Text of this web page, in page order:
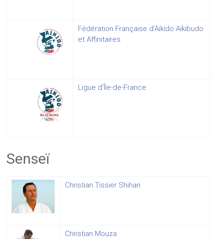
Fédération Française d’Aïkido Aïkibudo
et Affinitaires
Ligue d’Île-de-France
Senseï
Christian Tissier Shihan
Christian Mouza